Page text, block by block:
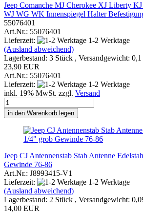
Jeep Comanche MJ Cherokee XJ Liberty
WJ WG WK Innenspiegel Halter
55076401
Art.Nr.: 55076401
Lieferzeit:
1-2 Werktage
(Ausland abweichend)
Lagerbestand: 3 Stück , Versandgewicht: 0,1
23,90 EUR
Art.Nr.: 55076401
Lieferzeit:
1-2 Werktage
inkl. 19% MwSt. zzgl. Versand
in den Warenkorb legen
Jeep CJ Antennenstab Stab Antenne
Gewinde 76-86
Art.Nr.: J8993415-V1
Lieferzeit:
1-2 Werktage
(Ausland abweichend)
Lagerbestand: 2 Stück , Versandgewicht:
14,00 EUR